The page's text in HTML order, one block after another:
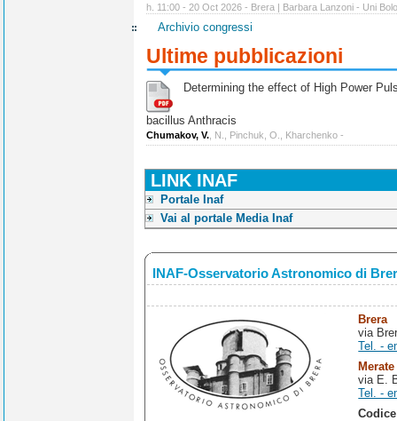
h. 11:00 - 20 Oct 2026 - Brera | Barbara Lanzoni - Uni
Archivio congressi
Ultime pubblicazioni
Determining the effect of High Power
bacillus Anthracis
Chumakov, V. , N., Pinchuk, O., Kharchenko -
LINK INAF
Portale Inaf
Vai al portale Media Inaf
INAF-Osservatorio Astronomico di
Brera
via
Tel. -
Merate
via E.
Tel. -